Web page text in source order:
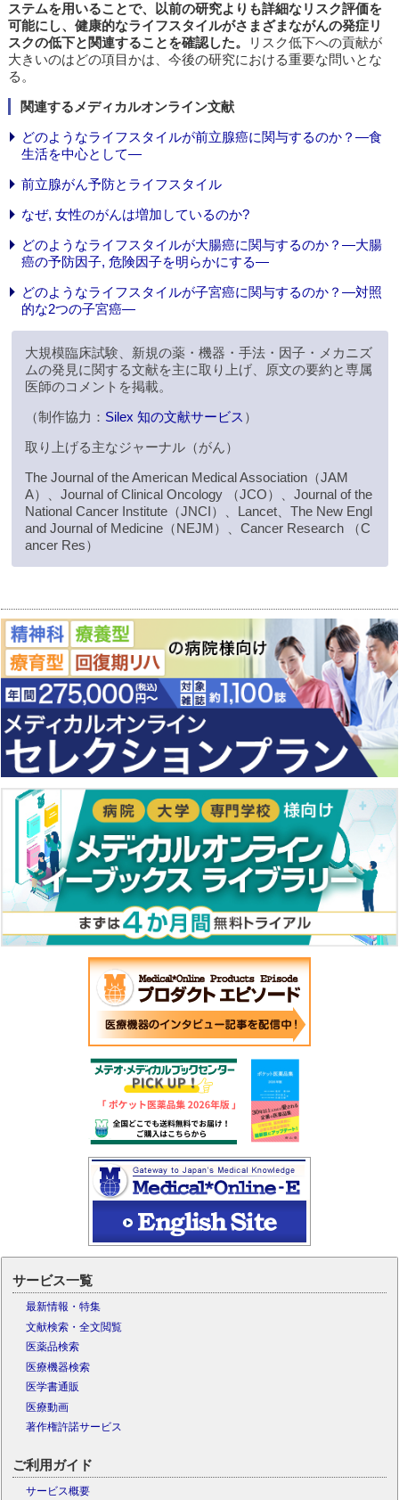
ステムを用いることで、以前の研究よりも詳細なリスク評価を
可能にし、健康的なライフスタイルがさまざまながんの発症リ
スクの低下と関連することを確認した。
リスク低下への貢献が
大きいのはどの項目かは、今後の研究における重要な問いとな
る。
関連するメディカルオンライン文献
どのようなライフスタイルが前立腺癌に関与するのか？―食
生活を中心として―
前立腺がん予防とライフスタイル
なぜ, 女性のがんは増加しているのか?
どのようなライフスタイルが大腸癌に関与するのか？―大腸
癌の予防因子, 危険因子を明らかにする―
どのようなライフスタイルが子宮癌に関与するのか？―対照
的な2つの子宮癌―
大規模臨床試験、新規の薬・機器・手法・因子・メカニズ
ムの発見に関する文献を主に取り上げ、原文の要約と専属
医師のコメントを掲載。
（制作協力： Silex 知の文献サービス ）
取り上げる主なジャーナル（がん）
The Journal of the American Medical Association（JAM
A）、Journal of Clinical Oncology （JCO）、Journal of the
National Cancer Institute（JNCI）、Lancet、The New Engl
and Journal of Medicine（NEJM）、Cancer Research （C
ancer Res）
サービス一覧
最新情報・特集
文献検索・全文閲覧
医薬品検索
医療機器検索
医学書通販
医療動画
著作権許諾サービス
ご利用ガイド
サービス概要